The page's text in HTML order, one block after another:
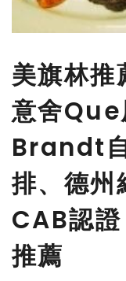
美旗林推
意舍Que
Brandt
排、德州
CAB認
推薦